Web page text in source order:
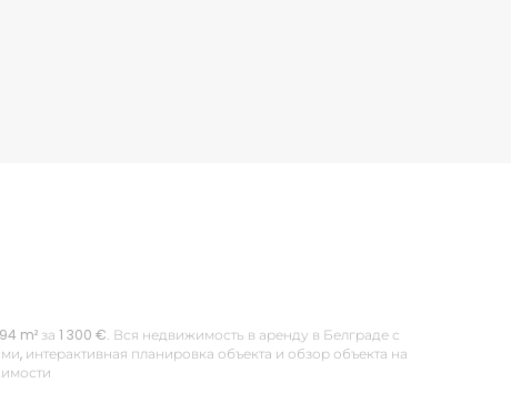
за 1 300 €. Вся недвижимость в аренду в Белграде с
интерактивная планировка объекта и обзор объекта на